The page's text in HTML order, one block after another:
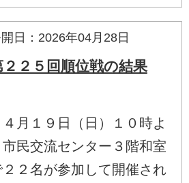
日：2026年04月28日
２２５回順位戦の結果
月１９日（日）１０時よ
市民交流センター３階和室
２２名が参加して開催され